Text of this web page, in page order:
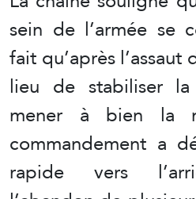
sein de l’armée se
fait qu’après
lieu de stabiliser
mener à bien la
commandement a
rapide vers